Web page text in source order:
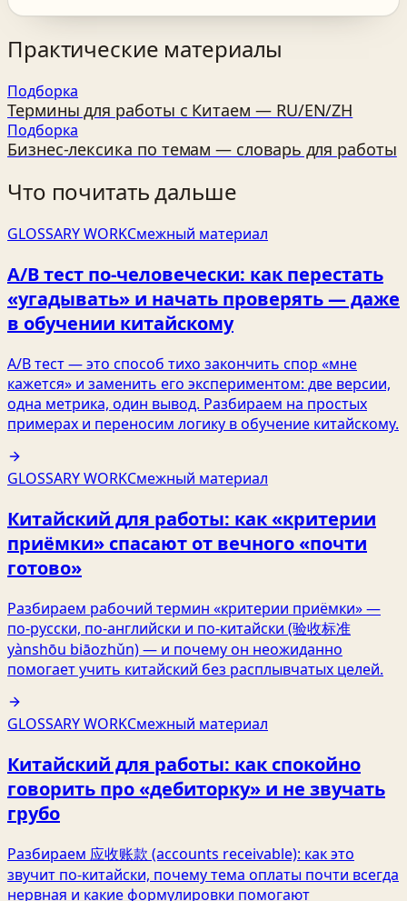
Практические материалы
Подборка
Термины для работы с Китаем — RU/EN/ZH
Подборка
Бизнес‑лексика по темам — словарь для работы
Что почитать дальше
GLOSSARY WORKСмежный материал
A/B тест по‑человечески: как перестать
«угадывать» и начать проверять — даже
в обучении китайскому
A/B тест — это способ тихо закончить спор «мне
кажется» и заменить его экспериментом: две версии,
одна метрика, один вывод. Разбираем на простых
примерах и переносим логику в обучение китайскому.
GLOSSARY WORKСмежный материал
Китайский для работы: как «критерии
приёмки» спасают от вечного «почти
готово»
Разбираем рабочий термин «критерии приёмки» —
по‑русски, по‑английски и по‑китайски (验收标准
yànshōu biāozhǔn) — и почему он неожиданно
помогает учить китайский без расплывчатых целей.
GLOSSARY WORKСмежный материал
Китайский для работы: как спокойно
говорить про «дебиторку» и не звучать
грубо
Разбираем 应收账款 (accounts receivable): как это
звучит по‑китайски, почему тема оплаты почти всегда
нервная и какие формулировки помогают